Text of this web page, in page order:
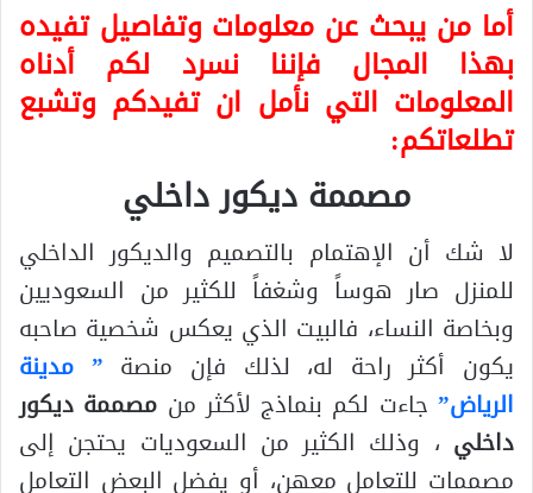
أما من يبحث عن معلومات وتفاصيل تفيده
بهذا المجال فإننا نسرد لكم أدناه
المعلومات التي نأمل ان تفيدكم وتشبع
تطلعاتكم:
مصممة ديكور داخلي
لا شك أن الإهتمام بالتصميم والديكور الداخلي
للمنزل صار هوساً وشغفاً للكثير من السعوديين
وبخاصة النساء، فالبيت الذي يعكس شخصية صاحبه
يكون أكثر راحة له، لذلك فإن منصة ” مدينة
الرياض”جاءت لكم بنماذج لأكثر من مصممة ديكور
داخلي ، وذلك الكثير من السعوديات يحتجن إلى
مصممات للتعامل معهن، أو يفضل البعض التعامل